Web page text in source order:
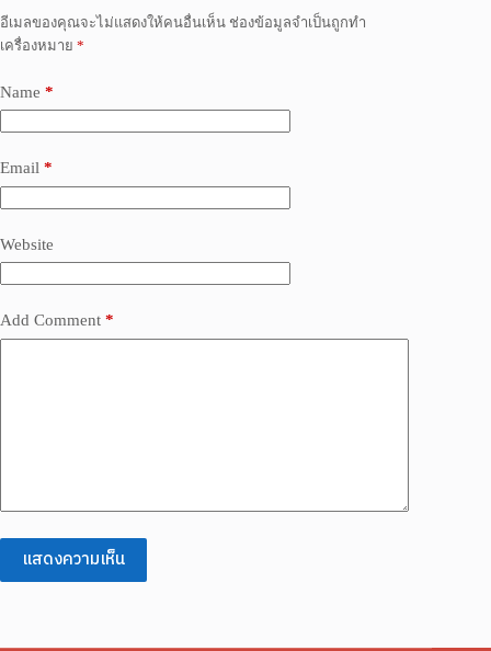
อีเมลของคุณจะไม่แสดงให้คนอื่นเห็น ช่องข้อมูลจำเป็นถูกทำ
เครื่องหมาย *
Name *
Email *
Website
Add Comment *
แสดงความเห็น